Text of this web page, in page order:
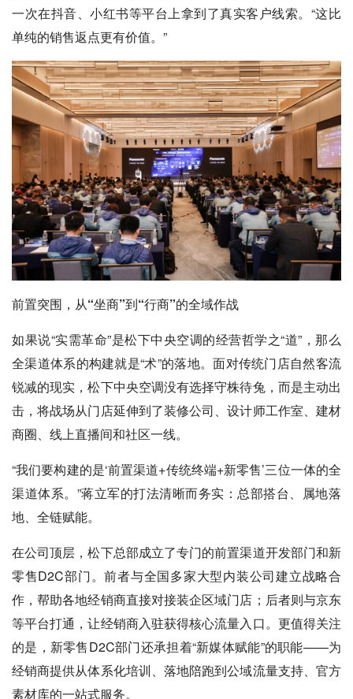
一次在抖音、小红书等平台上拿到了真实客户线索。“这比
单纯的销售返点更有价值。”
前置突围，从“坐商”到“行商”的全域作战
如果说“实需革命”是松下中央空调的经营哲学之“道”，那么
全渠道体系的构建就是“术”的落地。面对传统门店自然客流
锐减的现实，松下中央空调没有选择守株待兔，而是主动出
击，将战场从门店延伸到了装修公司、设计师工作室、建材
商圈、线上直播间和社区一线。
“我们要构建的是‘前置渠道+传统终端+新零售’三位一体的全
渠道体系。”蒋立军的打法清晰而务实：总部搭台、属地落
地、全链赋能。
在公司顶层，松下总部成立了专门的前置渠道开发部门和新
零售D2C部门。前者与全国多家大型内装公司建立战略合
作，帮助各地经销商直接对接装企区域门店；后者则与京东
等平台打通，让经销商入驻获得核心流量入口。更值得关注
的是，新零售D2C部门还承担着“新媒体赋能”的职能——为
经销商提供从体系化培训、落地陪跑到公域流量支持、官方
素材库的一站式服务。